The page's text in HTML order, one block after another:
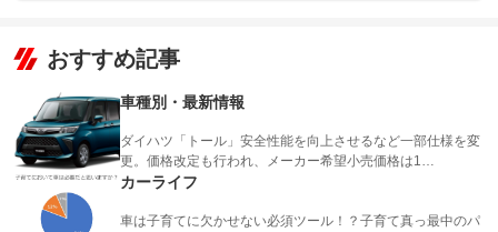
おすすめ記事
車種別・最新情報
ダイハツ「トール」安全性能を向上させるなど一部仕様を変
更。価格改定も行われ、メーカー希望小売価格は1…
カーライフ
車は子育てに欠かせない必須ツール！？子育て真っ最中のパ